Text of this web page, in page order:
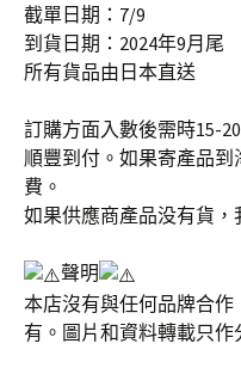
截單日期：7/9
到貨日期：2024年9月尾
所有貨品由日本直送
訂購方面入數後需時15-
順豐到付。如果寄產品
費。
如果供應商產品没有貨，
聲明
本店沒有與任何品牌合
有。圖片和資料轉載只作